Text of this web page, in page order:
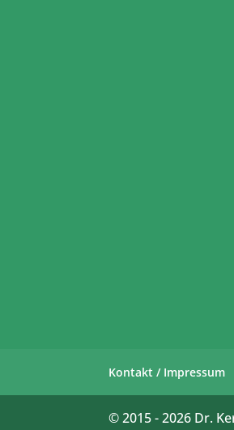
Kontakt / Impressum
© 2015 -2026 Dr.